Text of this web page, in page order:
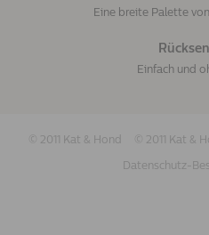
Eine breite Palette
Einfach und
© 2011 Kat & Hond © 2011 Kat &
Datenschutz-